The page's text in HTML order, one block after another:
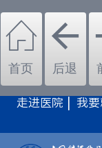
首页 后退